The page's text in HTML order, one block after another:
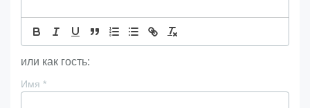
или как гость:
Имя *